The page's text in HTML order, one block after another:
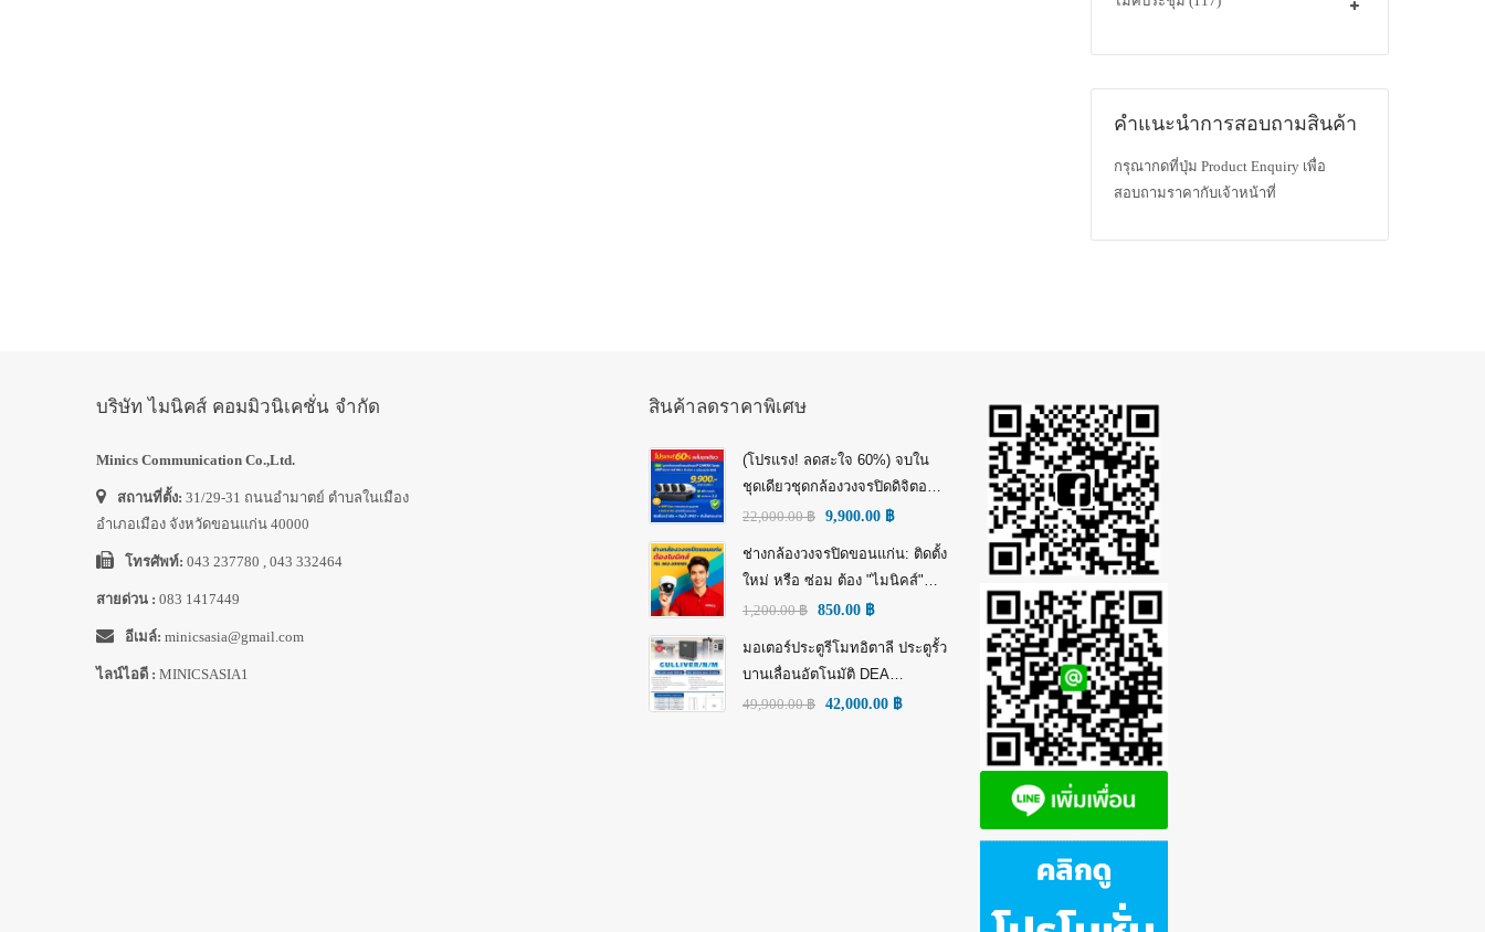
คำแนะนำการสอบถามสินค้า
กรุณากดที่ปุ่ม Product Enquiry เพื่อ
สอบถามราคากับเจ้าหน้าที่
บริษัท ไมนิคส์ คอมมิวนิเคชั่น จำกัด
Minics Communication Co.,Ltd.
สถานที่ตั้ง: 31/29-31 ถนนอำมาตย์ ตำบลในเมือง
อำเภอเมือง จังหวัดขอนแก่น 40000
โทรศัพท์: 043 237780 , 043 332464
สายด่วน : 083 1417449
อีเมล์: minicsasia@gmail.com
ไลน์ไอดี : MINICSASIA1
สินค้าลดราคาพิเศษ
(โปรแรง! ลดสะใจ 60%) จบใน
ชุดเดียวชุดกล้องวงจรปิดดิจิตอล
IP Tiandy 4MP (คมชัดกว่า Full
22,000.00฿ 9,900.00 ฿
ช่างกล้องวงจรปิดขอนแก่น: ติดตั้ง
ใหม่ หรือ ซ่อม ต้อง "ไมนิคส์"
(MINICS)
1,200.00฿ 850.00 ฿
มอเตอร์ประตูรีโมทอิตาลี ประตูรั้ว
บานเลื่อนอัตโนมัติ DEA
GULLIVER/N/M: พลัง อิตาลี เพื่อ
49,900.00฿ 42,000.00 ฿